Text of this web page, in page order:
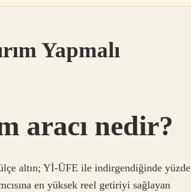
Yapmalı
aracı nedir?
altın; Yİ-ÜFE ile indirgendiğinde yüzde
en yüksek reel getiriyi sağlayan